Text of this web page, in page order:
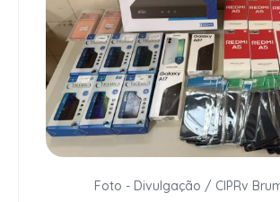
Foto - Divulgação / CIPRv